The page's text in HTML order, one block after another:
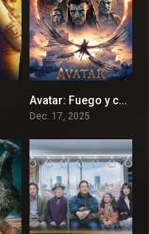
7.5
Avatar: Fuego y ceniza
Dec. 17, 2025